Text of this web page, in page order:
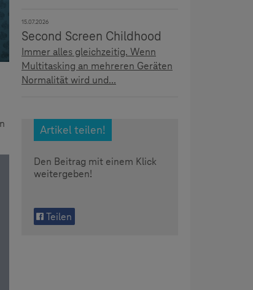
15.07.2026
Second Screen Childhood
Immer alles gleichzeitig. Wenn
Multitasking an mehreren Geräten
Normalität wird und...
Artikel teilen!
Den Beitrag mit einem Klick
weitergeben!
Teilen